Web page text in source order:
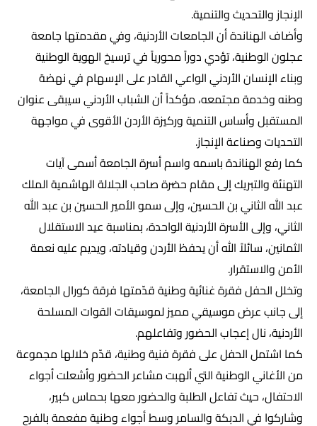
الإنجاز والتحديث والتنمية.
وأضاف الهناندة أن الجامعات الأردنية، وفي مقدمتها جامعة
عجلون الوطنية، تؤدي دوراً محورياً في ترسيخ الهوية الوطنية
وبناء الإنسان الأردني الواعي القادر على الإسهام في نهضة
وطنه وخدمة مجتمعه، مؤكداً أن الشباب الأردني سيبقى عنوان
المستقبل وأساس التنمية وركيزة الأردن الأقوى في مواجهة
التحديات وصناعة الإنجاز.
كما رفع الهناندة باسمه واسم أسرة الجامعة أسمى آيات
التهنئة والتبريك إلى مقام حضرة صاحب الجلالة الهاشمية الملك
عبد الله الثاني بن الحسين، وإلى سمو الأمير الحسين بن عبد الله
الثاني، وإلى الأسرة الأردنية الواحدة، بمناسبة عيد الاستقلال
الثمانين، سائلاً الله أن يحفظ الأردن وقيادته، ويديم عليه نعمة
الأمن والاستقرار.
وتخلل الحفل فقرة غنائية وطنية قدّمتها فرقة كورال الجامعة،
إلى جانب عرض موسيقي مميز لموسيقات القوات المسلحة
الأردنية، نال إعجاب الحضور وتفاعلهم.
كما اشتمل الحفل على فقرة فنية وطنية، قدّم خلالها مجموعة
من الأغاني الوطنية التي ألهبت مشاعر الحضور وأشعلت أجواء
الاحتفال، حيث تفاعل الطلبة والحضور معها بحماس كبير،
وشاركوا في الدبكة والسامر وسط أجواء وطنية مفعمة بالفرح